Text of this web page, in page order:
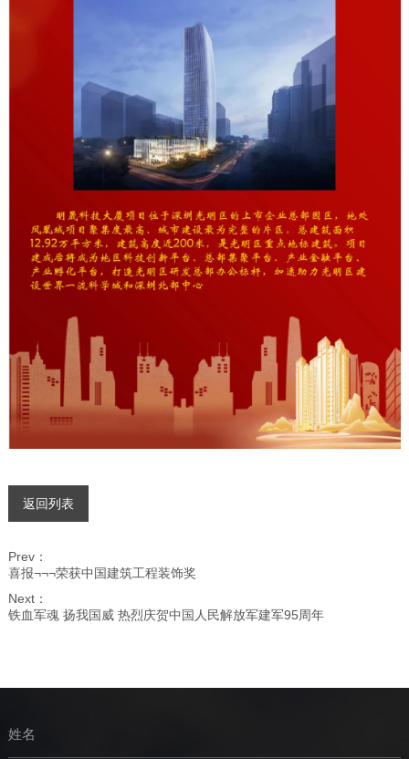
返回列表
Prev：
喜报¬¬¬荣获中国建筑工程装饰奖
Next：
铁血军魂 扬我国威 热烈庆贺中国人民解放军建军95周年